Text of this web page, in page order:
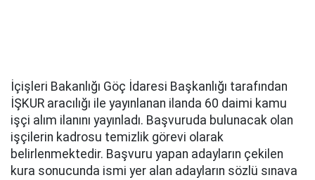
İçişleri Bakanlığı Göç İdaresi Başkanlığı tarafından
İŞKUR aracılığı ile yayınlanan ilanda 60 daimi kamu
işçi alım ilanını yayınladı. Başvuruda bulunacak olan
işçilerin kadrosu temizlik görevi olarak
belirlenmektedir. Başvuru yapan adayların çekilen
kura sonucunda ismi yer alan adayların sözlü sınava